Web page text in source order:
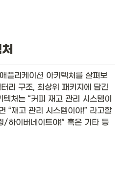
플리케이션 아키텍처를 살펴보
리 구조, 최상위 패키지에 담긴
처는 “커피 재고 관리 시스템이
“재고 관리 시스템이야!” 라고할
/하이버네이트야!” 혹은 기타 등